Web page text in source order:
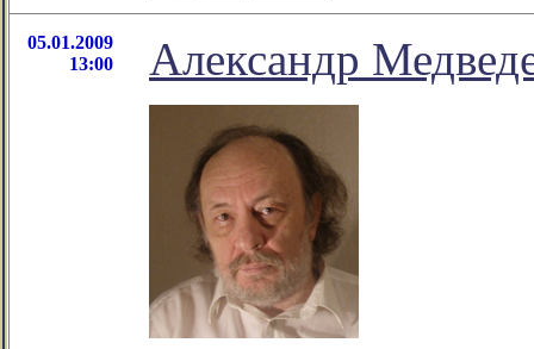
05.01.2009
13:00
Александр